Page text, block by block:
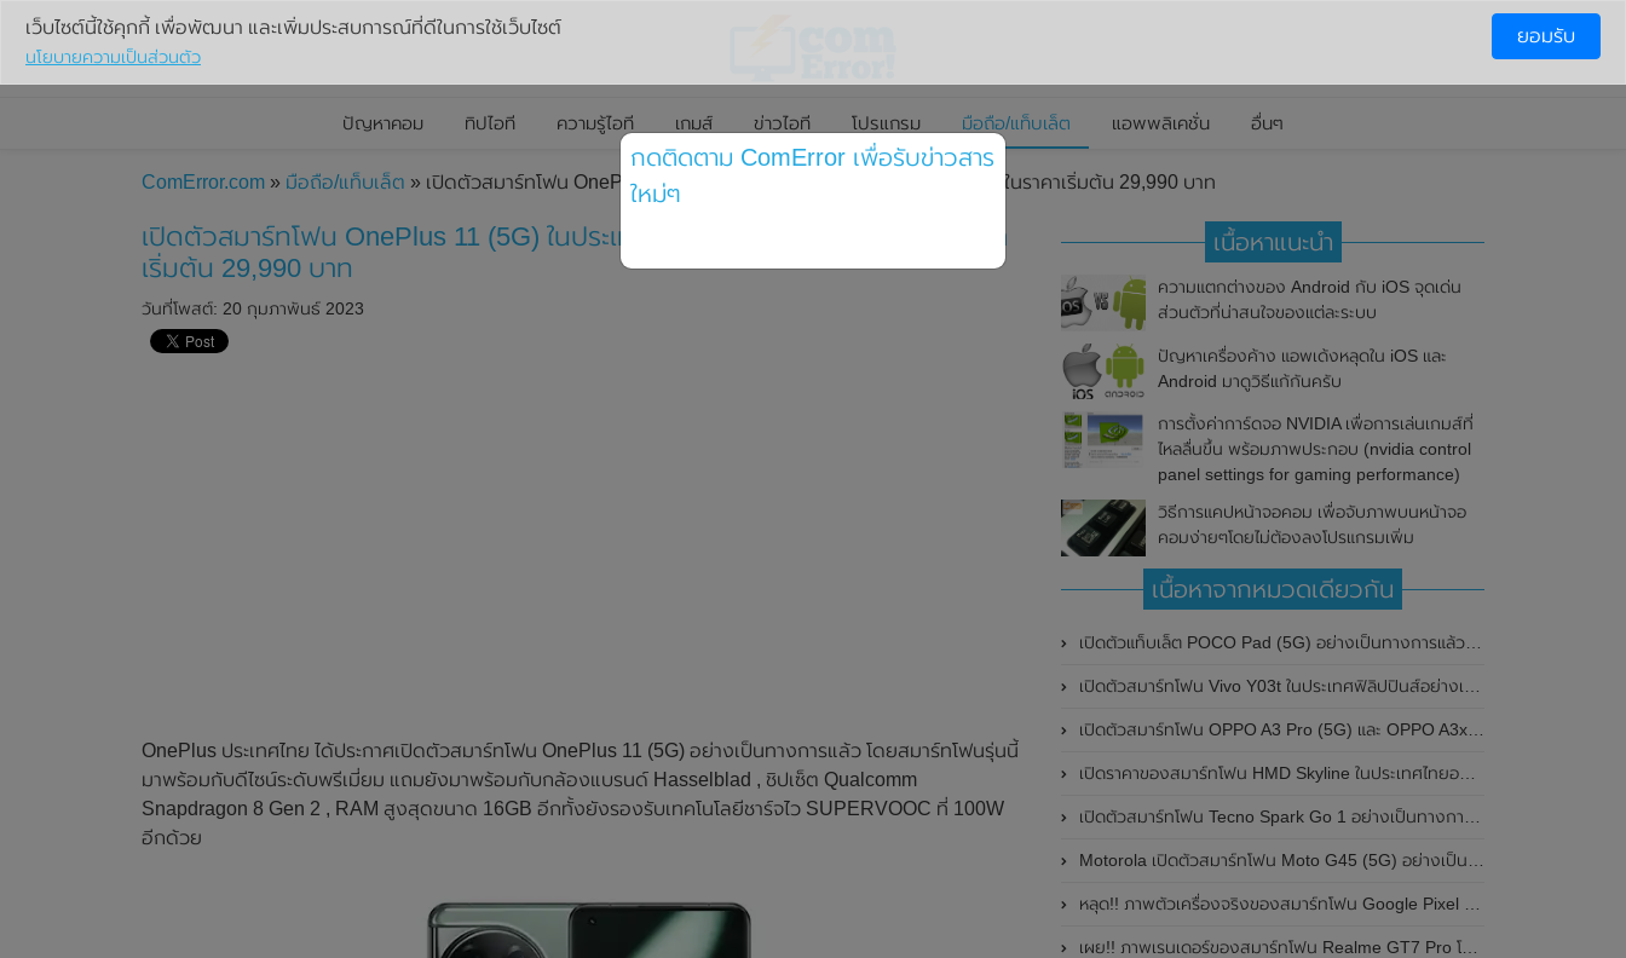
ปัญหาคอม ทิปไอที ความรู้ไอที เกมส์ ข่าวไอที โปรแกรม มือถือ/แท็บเล็ต แอพพลิเคชั่น อื่นๆ
ComError.com » มือถือ/แท็บเล็ต » เปิดตัวสมาร์ทโฟน OnePlus 11 (5G) ในประเทศไทยอย่างเป็นทางการแล้ว ในราคาเริ่มต้น 29,990 บาท
เปิดตัวสมาร์ทโฟน OnePlus 11 (5G) ในประเทศไทยอย่างเป็นทางการแล้ว ในราคา
เริ่มต้น 29,990 บาท
วันที่โพสต์: 20 กุมภาพันธ์ 2023
OnePlus ประเทศไทย ได้ประกาศเปิดตัวสมาร์ทโฟน OnePlus 11 (5G) อย่างเป็นทางการแล้ว โดยสมาร์ทโฟนรุ่นนี้
มาพร้อมกับดีไซน์ระดับพรีเมี่ยม แถมยังมาพร้อมกับกล้องแบรนด์ Hasselblad , ชิปเซ็ต Qualcomm
Snapdragon 8 Gen 2 , RAM สูงสุดขนาด 16GB อีกทั้งยังรองรับเทคโนโลยีชาร์จไว SUPERVOOC ที่ 100W
อีกด้วย
เนื้อหาแนะนำ
ความแตกต่างของ Android กับ iOS จุดเด่น
ส่วนตัวที่น่าสนใจของแต่ละระบบ
ปัญหาเครื่องค้าง แอพเด้งหลุดใน iOS และ
Android มาดูวิธีแก้กันครับ
การตั้งค่าการ์ดจอ NVIDIA เพื่อการเล่นเกมส์ที่
ไหลลื่นขึ้น พร้อมภาพประกอบ (nvidia control
panel settings for gaming performance)
วิธีการแคปหน้าจอคอม เพื่อจับภาพบนหน้าจอ
คอมง่ายๆโดยไม่ต้องลงโปรแกรมเพิ่ม
เนื้อหาจากหมวดเดียวกัน
เปิดตัวแท็บเล็ต POCO Pad (5G) อย่างเป็นทางการแล้วในประเทศอินเดีย มาพร้อมชิปเซ็ต Snapdragon 7s Gen 2 ของ Qualcomm และรองรับเครือข่าย 5G
เปิดตัวสมาร์ทโฟน Vivo Y03t ในประเทศฟิลิปปินส์อย่างเป็นทางการแล้ว มาพร้อมชิปเซ็ต Unisoc T612 , กล้องหลัง ความละเอียด 13MP , แบตเตอรี่ 5,000mAh และหน้าจอแสดงผล LCD / 90Hz
เปิดตัวสมาร์ทโฟน OPPO A3 Pro (5G) และ OPPO A3x ในประเทศไทยอย่างเป็นทางการแล้ว ในราคาเริ่มต้นเพียง 3,999 บาท
เปิดราคาของสมาร์ทโฟน HMD Skyline ในประเทศไทยอย่างเป็นทางการแล้ว ราคา 14,990 บาท
เปิดตัวสมาร์ทโฟน Tecno Spark Go 1 อย่างเป็นทางการแล้ว มาพร้อมหน้าจอแสดงผล LCD / 120Hz , แบตเตอรี่ 5,000mAh และใช้ชิปเซ็ต Unisoc
Motorola เปิดตัวสมาร์ทโฟน Moto G45 (5G) อย่างเป็นทางการแล้วในอินเดีย
หลุด!! ภาพตัวเครื่องจริงของสมาร์ทโฟน Google Pixel 9a โชว์ดีไซน์ใหม่ กล้องหลังแบนราบ ไม่มีกรอบของกล้องแล้ว
เผย!! ภาพเรนเดอร์ของสมาร์ทโฟน Realme GT7 Pro โชว์ให้เห็นดีไซน์ใหม่ พร้อมเผยรายละเอียดสเปกที่สำคัญบางส่วน
เว็บไซต์นี้ใช้คุกกี้ เพื่อพัฒนา และเพิ่มประสบการณ์ที่ดีในการใช้เว็บไซต์
นโยบายความเป็นส่วนตัว
ยอมรับ
กดติดตาม ComError เพื่อรับข่าวสาร
ใหม่ๆ